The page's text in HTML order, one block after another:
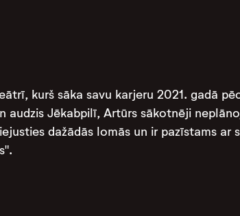
kurš sāka savu karjeru 2021. gadā
audzis Jēkabpilī, Artūrs sākotnēji
dažādās lomās un ir pazīstams